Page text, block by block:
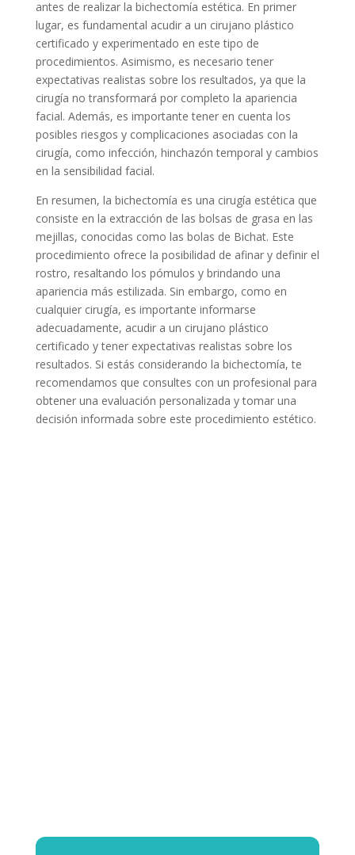
antes de realizar la bichectomía estética. En primer
lugar, es fundamental acudir a un cirujano plástico
certificado y experimentado en este tipo de
procedimientos. Asimismo, es necesario tener
expectativas realistas sobre los resultados, ya que la
cirugía no transformará por completo la apariencia
facial. Además, es importante tener en cuenta los
posibles riesgos y complicaciones asociadas con la
cirugía, como infección, hinchazón temporal y cambios
en la sensibilidad facial.
En resumen, la bichectomía es una cirugía estética que
consiste en la extracción de las bolsas de grasa en las
mejillas, conocidas como las bolas de Bichat. Este
procedimiento ofrece la posibilidad de afinar y definir el
rostro, resaltando los pómulos y brindando una
apariencia más estilizada. Sin embargo, como en
cualquier cirugía, es importante informarse
adecuadamente, acudir a un cirujano plástico
certificado y tener expectativas realistas sobre los
resultados. Si estás considerando la bichectomía, te
recomendamos que consultes con un profesional para
obtener una evaluación personalizada y tomar una
decisión informada sobre este procedimiento estético.